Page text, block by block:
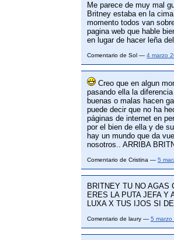
Me parece de muy mal
Britney estaba en la
momento todos van
pagina web que hable
en lugar de hacer leña
Comentario de Sol — 4 marzo
Creo que en algun
pasando ella la
buenas o malas hacen
puede decir que no ha
páginas de internet en
por el bien de ella y de
hay un mundo que da
nosotros.. ARRIBA
Comentario de Cristina — 5
BRITNEY TU NO AGAS
ERES LA PUTA JEFA
LUXA X TUS IJOS SI
Comentario de laury — 5